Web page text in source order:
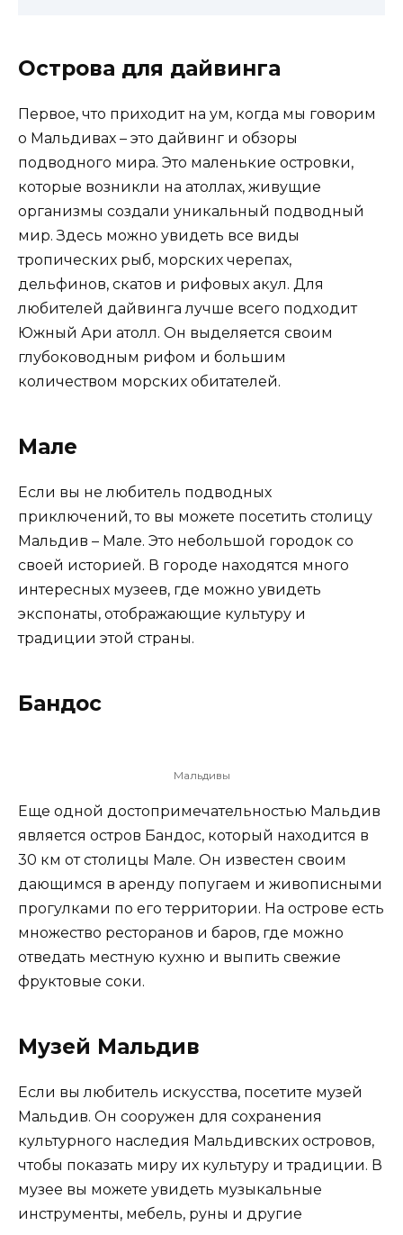
Острова для дайвинга
Первое, что приходит на ум, когда мы говорим
о Мальдивах – это дайвинг и обзоры
подводного мира. Это маленькие островки,
которые возникли на атоллах, живущие
организмы создали уникальный подводный
мир. Здесь можно увидеть все виды
тропических рыб, морских черепах,
дельфинов, скатов и рифовых акул. Для
любителей дайвинга лучше всего подходит
Южный Ари атолл. Он выделяется своим
глубоководным рифом и большим
количеством морских обитателей.
Мале
Если вы не любитель подводных
приключений, то вы можете посетить столицу
Мальдив – Мале. Это небольшой городок со
своей историей. В городе находятся много
интересных музеев, где можно увидеть
экспонаты, отображающие культуру и
традиции этой страны.
Бандос
Мальдивы
Еще одной достопримечательностью Мальдив
является остров Бандос, который находится в
30 км от столицы Мале. Он известен своим
дающимся в аренду попугаем и живописными
прогулками по его территории. На острове есть
множество ресторанов и баров, где можно
отведать местную кухню и выпить свежие
фруктовые соки.
Музей Мальдив
Если вы любитель искусства, посетите музей
Мальдив. Он сооружен для сохранения
культурного наследия Мальдивских островов,
чтобы показать миру их культуру и традиции. В
музее вы можете увидеть музыкальные
инструменты, мебель, руны и другие